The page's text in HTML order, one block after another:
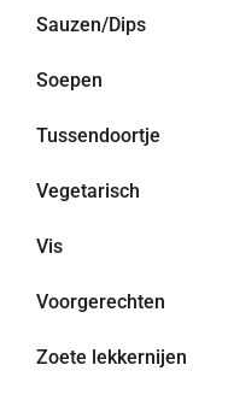
Sauzen/Dips
Soepen
Tussendoortje
Vegetarisch
Vis
Voorgerechten
Zoete lekkernijen